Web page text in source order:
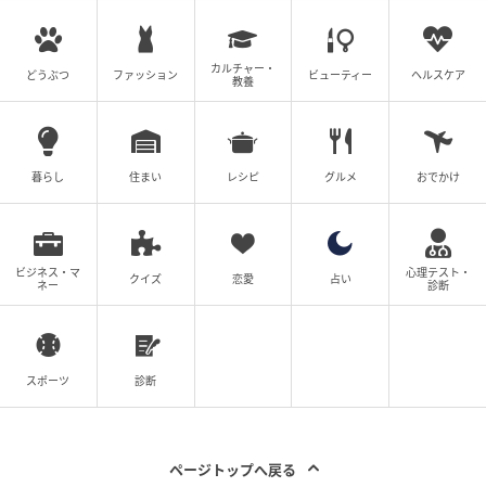
どうぶつ ファッション
カルチャー・
教養
ビューティー ヘルスケア
暮らし 住まい レシピ グルメ おでかけ
ビジネス・マ
ネー
クイズ 恋愛 占い
心理テスト・
診断
スポーツ 診断
ページトップへ戻る